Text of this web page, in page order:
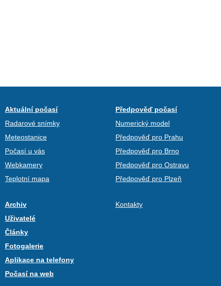
Aktuální počasí
Radarové snímky
Meteostanice
Počasí u vás
Webkamery
Teplotní mapa
Předpověď počasí
Numerický model
Předpověď pro Prahu
Předpověď pro Brno
Předpověď pro Ostravu
Předpověď pro Plzeň
Archiv
Uživatelé
Články
Fotogalerie
Aplikace na telefony
Počasí na web
Kontakty